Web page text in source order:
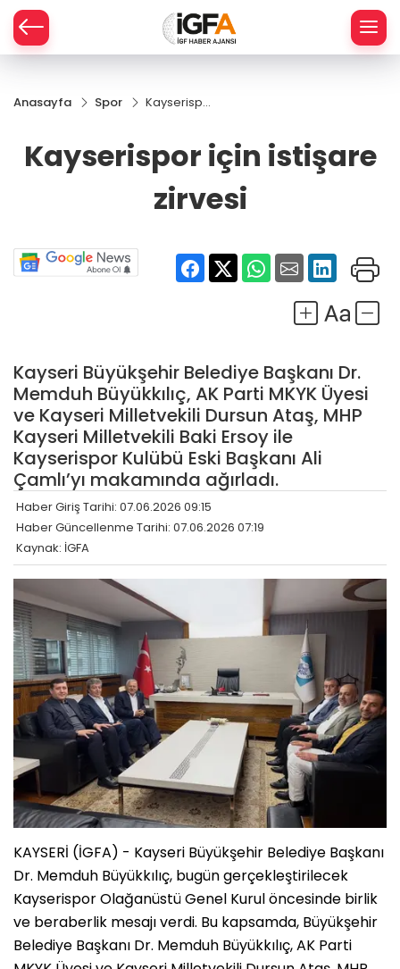
Anasayfa Spor
Kayserispor
Kayserispor için istişare
zirvesi
Kayseri Büyükşehir Belediye Başkanı Dr.
Memduh Büyükkılıç, AK Parti MKYK Üyesi
ve Kayseri Milletvekili Dursun Ataş, MHP
Kayseri Milletvekili Baki Ersoy ile
Kayserispor Kulübü Eski Başkanı Ali
Çamlı’yı makamında ağırladı.
Haber Giriş Tarihi: 07.06.2026 09:15
Haber Güncellenme Tarihi: 07.06.2026 07:19
Kaynak: İGFA
KAYSERİ (İGFA) - Kayseri Büyükşehir Belediye Başkanı
Dr. Memduh Büyükkılıç, bugün gerçekleştirilecek
Kayserispor Olağanüstü Genel Kurul öncesinde birlik
ve beraberlik mesajı verdi. Bu kapsamda, Büyükşehir
Belediye Başkanı Dr. Memduh Büyükkılıç, AK Parti